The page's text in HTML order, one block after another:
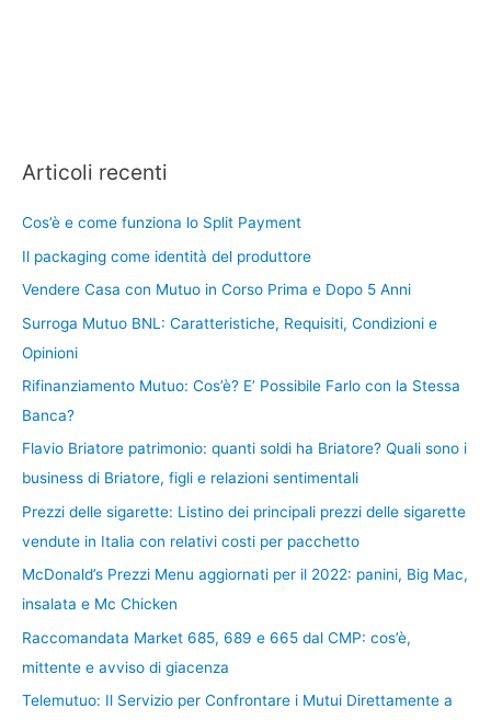
Articoli recenti
Cos’è e come funziona lo Split Payment
Il packaging come identità del produttore
Vendere Casa con Mutuo in Corso Prima e Dopo 5 Anni
Surroga Mutuo BNL: Caratteristiche, Requisiti, Condizioni e
Opinioni
Rifinanziamento Mutuo: Cos’è? E’ Possibile Farlo con la Stessa
Banca?
Flavio Briatore patrimonio: quanti soldi ha Briatore? Quali sono i
business di Briatore, figli e relazioni sentimentali
Prezzi delle sigarette: Listino dei principali prezzi delle sigarette
vendute in Italia con relativi costi per pacchetto
McDonald’s Prezzi Menu aggiornati per il 2022: panini, Big Mac,
insalata e Mc Chicken
Raccomandata Market 685, 689 e 665 dal CMP: cos’è,
mittente e avviso di giacenza
Telemutuo: Il Servizio per Confrontare i Mutui Direttamente a